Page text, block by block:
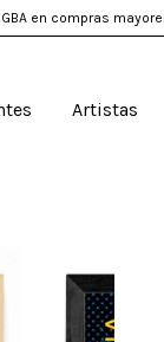
GBA en compras
Artistas